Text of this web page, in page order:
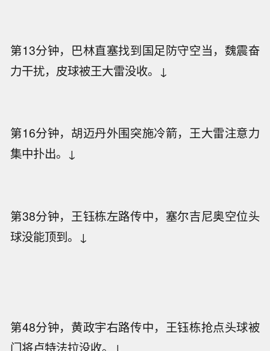
第13分钟，巴林直塞找到国足防守空当，魏震奋
力干扰，皮球被王大雷没收。↓
第38分钟，王钰栋左路传中，塞尔吉尼奥空位头